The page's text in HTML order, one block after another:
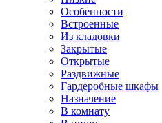
Особенности
Встроенные
Из кладовки
Закрытые
Открытые
Раздвижные
Гардеробные шкафы
Назначение
В комнату